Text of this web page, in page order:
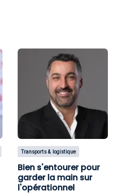
Transports & logistique
Bien s'entourer pour
garder la main sur
l'opérationnel